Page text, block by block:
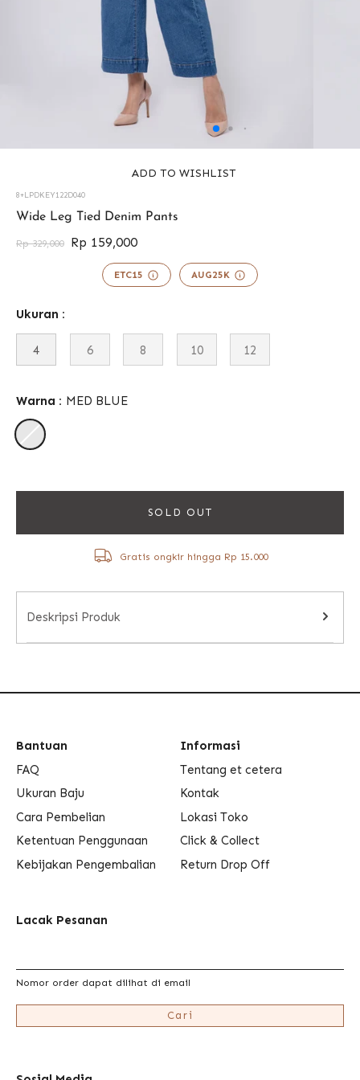
ADD TO WISHLIST
8+LPDKEY122D040
Wide Leg Tied Denim Pants
Rp 329,000 Rp 159,000
ETC15 AUG25K
Ukuran :
4 6 8 10 12
Warna : MED BLUE
SOLD OUT
Gratis ongkir hingga Rp 15.000
Deskripsi Produk
Bantuan
FAQ
Ukuran Baju
Cara Pembelian
Ketentuan Penggunaan
Kebijakan Pengembalian
Informasi
Tentang et cetera
Kontak
Lokasi Toko
Click & Collect
Return Drop Off
Lacak Pesanan
Nomor order dapat dilihat di email
Cari